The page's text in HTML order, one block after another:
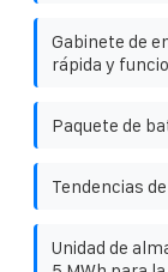
Gabinete de
rápida y
Paquete de
Tendencias
Unidad de